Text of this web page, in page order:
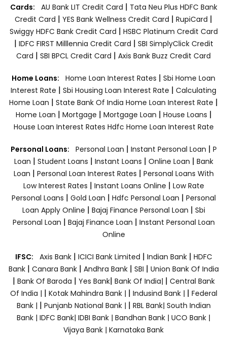
Cards: AU Bank LIT Credit Card | Tata Neu Plus HDFC Bank
Credit Card | YES Bank Wellness Credit Card | RupiCard |
Swiggy HDFC Bank Credit Card | HSBC Platinum Credit Card
| IDFC FIRST Milllennia Credit Card | SBI SimplyClick Credit
Card | SBI BPCL Credit Card | Axis Bank Buzz Credit Card
Home Loans: Home Loan Interest Rates | Sbi Home Loan
Interest Rate | Sbi Housing Loan Interest Rate | Calculating
Home Loan | State Bank Of India Home Loan Interest Rate |
Home Loan | Mortgage | Mortgage Loan | House Loans |
House Loan Interest Rates Hdfc Home Loan Interest Rate
Personal Loans: Personal Loan | Instant Personal Loan | P
Loan | Student Loans | Instant Loans | Online Loan | Bank
Loan | Personal Loan Interest Rates | Personal Loans With
Low Interest Rates | Instant Loans Online | Low Rate
Personal Loans | Gold Loan | Hdfc Personal Loan | Personal
Loan Apply Online | Bajaj Finance Personal Loan | Sbi
Personal Loan | Bajaj Finance Loan | Instant Personal Loan
Online
IFSC: Axis Bank | ICICI Bank Limited | Indian Bank | HDFC
Bank| Canara Bank | Andhra Bank| SBI | Union Bank Of India
| Bank Of Baroda | Yes Bank| Bank Of India| | Central Bank
Of India | | Kotak Mahindra Bank | | Indusind Bank | | Federal
Bank | | Punjanb National Bank | | RBL Bank| South Indian
Bank | IDFC Bank| IDBI Bank | Bandhan Bank | UCO Bank |
Vijaya Bank | Karnataka Bank